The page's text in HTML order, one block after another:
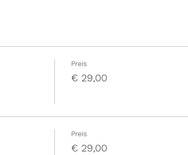
Preis
€ 29,00
Preis
€ 29,00